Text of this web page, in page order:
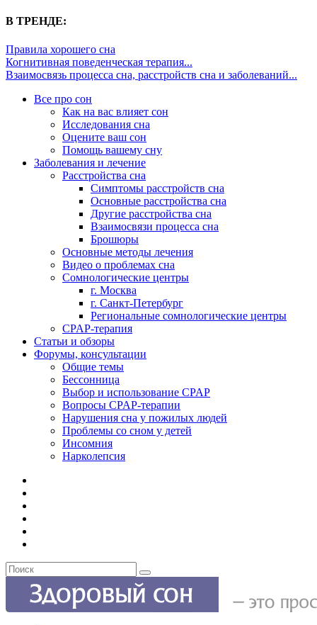
В ТРЕНДЕ:
Правила хорошего сна
Когнитивная поведенческая терапия...
Взаимосвязь процесса сна, расстройств сна и заболеваний...
Все про сон
Как на вас влияет сон
Исследования сна
Оцените ваш сон
Помощь вашему сну
Заболевания и лечение
Расстройства сна
Симптомы расстройств сна
Основные расстройства сна
Другие расстройства сна
Взаимосвязи процесса сна
Брошюры
Основные методы лечения
Видео о проблемах сна
Сомнологические центры
г. Москва
г. Санкт-Петербург
Региональные сомнологические центры
CPAP-терапия
Статьи и обзоры
Форумы, консультации
Общие темы
Бессонница
Выбор и использование CPAP
Вопросы CPAP-терапии
Нарушения сна у пожилых людей
Проблемы со сном у детей
Инсомния
Нарколепсия